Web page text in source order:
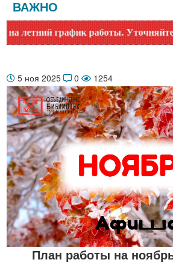
ВАЖНО
Уточняйте время работы
5 ноя 2025 0 1254
План работы на